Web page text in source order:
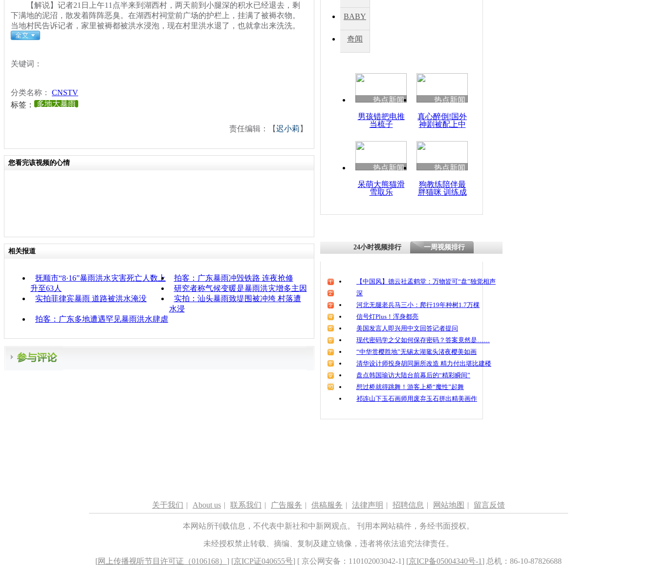
四川兴文苗乡上万人欢
度苗族花山节
清明祭英烈 哀思悼忠
直击：汕头潮南洪水退
【解说】记者21日上午11点半来到湖西村，两天前到小腿深的积水已经退去，剩
下满地的泥沼，散发着阵阵恶臭。在湖西村祠堂前广场的护栏上，挂满了被褥衣物。
当地村民告诉记者，家里被褥都被洪水浸泡，现在村里洪水退了，也就拿出来洗洗。
关键词：
分类名称： CNSTV
标签：
多地大暴雨
责任编辑：【迟小莉 】
您看完该视频的心情
相关报道
抚顺市“8·16”暴雨洪水灾害死亡人数上
升至63人
拍客：广东暴雨冲毁铁路 连夜抢修
研究者称气候变暖是暴雨洪灾增多主因
实拍菲律宾暴雨 道路被洪水淹没
实拍：汕头暴雨致堤围被冲垮 村落遭
水浸
拍客：广东多地遭遇罕见暴雨洪水肆虐
BABY
秀
奇闻
热点新闻
男孩错把电推
当梳子
热点新闻
真心醉倒!国外
神剧被配上中
热点新闻
呆萌大熊猫滑
雪取乐
热点新闻
狗教练陪伴最
胖猫咪 训练成
24小时视频排行 一周视频排行
【中国风】德云社孟鹤堂：万物皆可“盘”独觉相声
深
河北无腿老兵马三小：爬行19年种树1.7万棵
信号灯Plus！浑身都亮
美国发言人即兴用中文回答记者提问
现代密码学之父如何保存密码？答案竟然是……
“中华赏樱胜地”无锡太湖鼋头渚夜樱美如画
清华设计师投身胡同厕所改造 精力付出堪比建楼
盘点韩国瑜访大陆台前幕后的“精彩瞬间”
想过桥就得跳舞！游客上桥“魔性”起舞
祁连山下玉石画师用废弃玉石拼出精美画作
关于我们 | About us | 联系我们 | 广告服务 | 供稿服务 | 法律声明 | 招聘信息 | 网站地图 | 留言反馈
本网站所刊载信息，不代表中新社和中新网观点。 刊用本网站稿件，务经书面授权。
未经授权禁止转载、摘编、复制及建立镜像，违者将依法追究法律责任。
[网上传播视听节目许可证（0106168） ] [京ICP证040655号] [ 京公网安备：110102003042-1] [京ICP备05004340号-1] 总机：86-10-87826688